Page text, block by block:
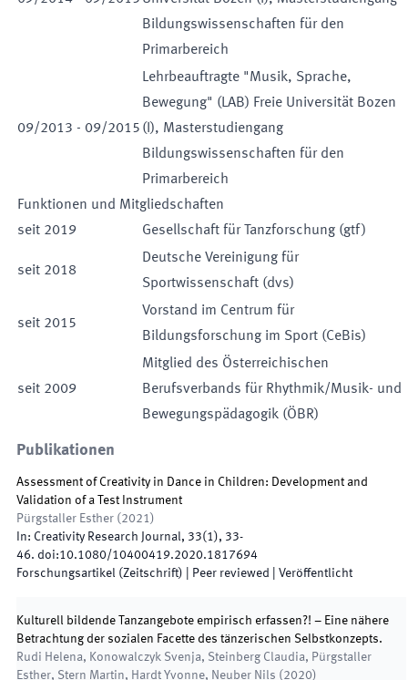
Bildungswissenschaften für den
Primarbereich
09/2013 - 09/2015
Lehrbeauftragte "Musik, Sprache,
Bewegung" (LAB) Freie Universität Bozen
(I), Masterstudiengang
Bildungswissenschaften für den
Primarbereich
Funktionen und Mitgliedschaften
seit 2019 Gesellschaft für Tanzforschung (gtf)
seit 2018
Deutsche Vereinigung für
Sportwissenschaft (dvs)
seit 2015
Vorstand im Centrum für
Bildungsforschung im Sport (CeBis)
seit 2009
Mitglied des Österreichischen
Berufsverbands für Rhythmik/Musik- und
Bewegungspädagogik (ÖBR)
Publikationen
Assessment of Creativity in Dance in Children: Development and
Validation of a Test Instrument
Pürgstaller Esther ( 2021)
In: Creativity Research Journal, 33(1), 33-
46. doi:10.1080/10400419.2020.1817694
Forschungsartikel (Zeitschrift) | Peer reviewed Veröffentlicht
Kulturell bildende Tanzangebote empirisch erfassen?! – Eine nähere
Betrachtung der sozialen Facette des tänzerischen Selbstkonzepts.
Rudi Helena, Konowalczyk Svenja, Steinberg Claudia, Pürgstaller
Esther, Stern Martin, Hardt Yvonne, Neuber Nils ( 2020)